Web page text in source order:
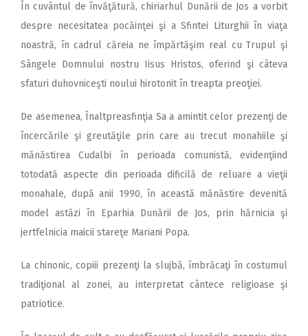
În cuvântul de învăţătură, chiriarhul Dunării de Jos a vorbit
despre necesitatea pocăinţei şi a Sfintei Liturghii în viaţa
noastră, în cadrul căreia ne împărtăşim real cu Trupul şi
Sângele Domnului nostru Iisus Hristos, oferind şi câteva
sfaturi duhovniceşti noului hirotonit în treapta preoţiei.
De asemenea, Înaltpreasfinţia Sa a amintit celor prezenţi de
încercările şi greutăţile prin care au trecut monahiile şi
mănăstirea Cudalbi în perioada comunistă, evidenţiind
totodată aspecte din perioada dificilă de reluare a vieţii
monahale, după anii 1990, în această mănăstire devenită
model astăzi în Eparhia Dunării de Jos, prin hărnicia şi
jertfelnicia maicii stareţe Mariani Popa.
La chinonic, copiii prezenţi la slujbă, îmbrăcaţi în costumul
tradiţional al zonei, au interpretat cântece religioase şi
patriotice.